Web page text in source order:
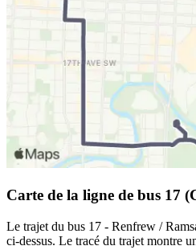
Carte de la ligne de bus 17
Le trajet du bus 17 - Renfrew /
ci-dessus. Le tracé du trajet montre